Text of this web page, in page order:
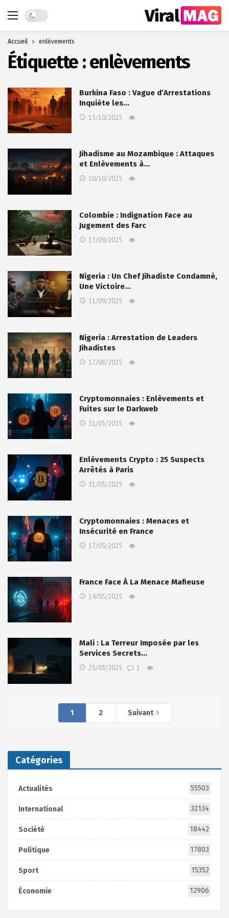
Dark mode
Accueil enlèvements
Étiquette :enlèvements
Burkina Faso : Vague d’Arrestations
Inquiète les…
15/10/2025
Jihadisme au Mozambique : Attaques
et Enlèvements à…
10/10/2025
Colombie : Indignation Face au
Jugement des Farc
17/09/2025
Nigeria : Un Chef Jihadiste Condamné,
Une Victoire…
11/09/2025
Nigeria : Arrestation de Leaders
Jihadistes
17/08/2025
Cryptomonnaies : Enlèvements et
Fuites sur le Darkweb
31/05/2025
Enlèvements Crypto : 25 Suspects
Arrêtés à Paris
31/05/2025
Cryptomonnaies : Menaces et
Insécurité en France
17/05/2025
France Face À La Menace Mafieuse
14/05/2025
Mali : La Terreur Imposée par les
Services Secrets…
25/03/2025 1
1 2 Suivant
Catégories
Actualités 55503
International 32134
Société 18442
Politique 17803
Sport 15352
Économie 12906